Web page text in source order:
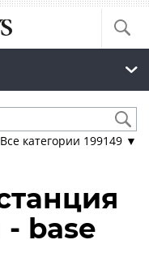
Все категории 199149 ▼
- base